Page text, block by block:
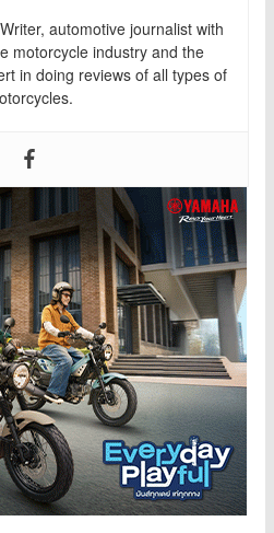
automotive journalist with
motorcycle industry and the
in doing reviews of all types of